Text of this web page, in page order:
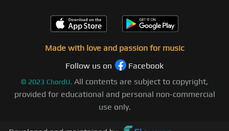
Made with love and passion for music
Follow us on
Facebook
© 2023 ChordU. All contents are subject to copyright,
provided for educational and personal non-commercial
use only.